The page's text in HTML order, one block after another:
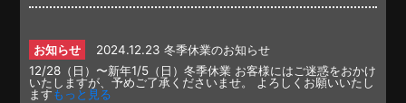
お知らせ 2024.12.23 冬季休業のお知らせ
12/28（日）〜新年1/5（日）冬季休業 お客様にはご迷惑をおかけ
いたしますが、予めご了承くださいませ。 よろしくお願いいたし
ますもっと見る